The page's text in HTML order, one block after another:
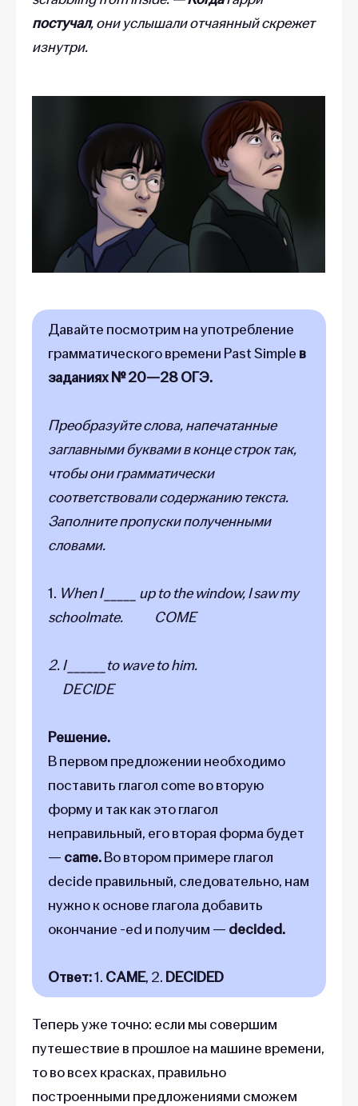
постучал, они услышали отчаянный скрежет
изнутри.
Давайте посмотрим на употребление
грамматического времени Past Simple в
заданиях№ 20—28 ОГЭ.
Преобразуйте слова, напечатанные
заглавными буквами в конце строк так,
чтобы они грамматически
соответствовали содержанию текста.
Заполните пропуски полученными
словами.
1. When I _____ up to the window, I saw my
schoolmate. COME
2. I ______to wave to him.
DECIDE
Решение.
В первом предложении необходимо
поставить глагол come во вторую
форму и так как это глагол
неправильный, его вторая форма будет
— came.Во втором примере глагол
decide правильный, следовательно, нам
нужно к основе глагола добавить
окончание -ed и получим — decided.
Ответ:1. CAME, 2. DECIDED
Теперь уже точно: если мы совершим
путешествие в прошлое на машине времени,
то во всех красках, правильно
построенными предложениями сможем